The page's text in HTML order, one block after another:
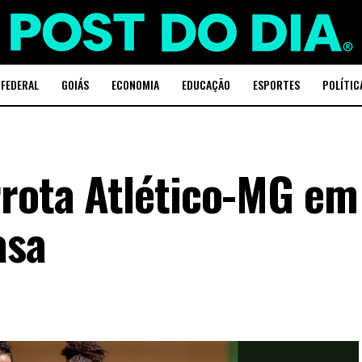
GOIÁS ECONOMIA EDUCAÇÃO ESPORTES
Atlético-MG em